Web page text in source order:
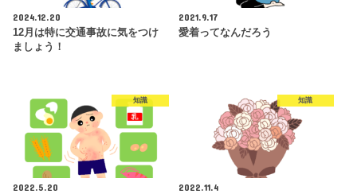
2024.12.20
12月は特に交通事故に気をつけ
ましょう！
2021.9.17
愛着ってなんだろう
知識
2022.5.20
知識
2022.11.4